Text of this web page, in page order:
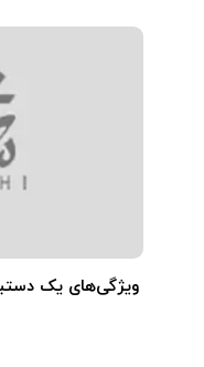
ویژگی‌های یک